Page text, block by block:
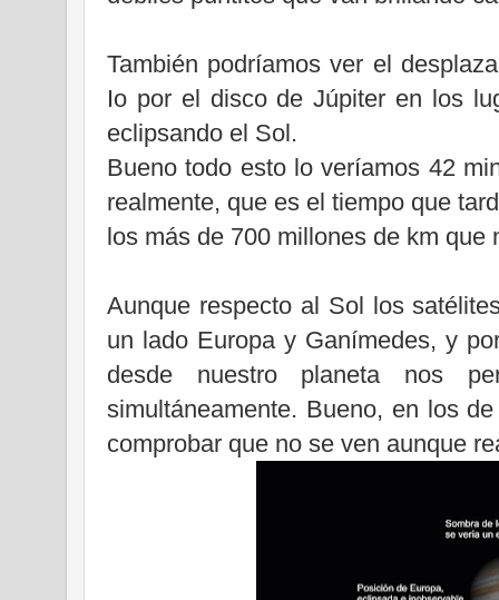
También podríamos ver el
Io por el disco de Júpiter en los
eclipsando el Sol.
Bueno todo esto lo veríamos 42
realmente, que es el tiempo que
los más de 700 millones de km que
Aunque respecto al Sol los
un lado Europa y Ganímedes, y
desde nuestro planeta nos
simultáneamente. Bueno, en los
comprobar que no se ven aunque